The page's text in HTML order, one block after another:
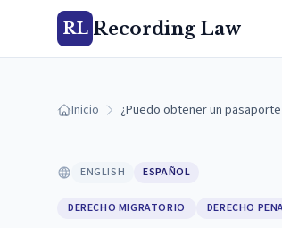
RL Recording Law
Inicio ¿Puedo obtener un
ENGLISH ESPAÑOL
DERECHO MIGRATORIO DERECHO